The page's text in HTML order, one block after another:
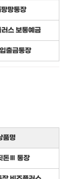
팡통장
스 보통예금
출금통장
품명
돈Ⅲ 통장